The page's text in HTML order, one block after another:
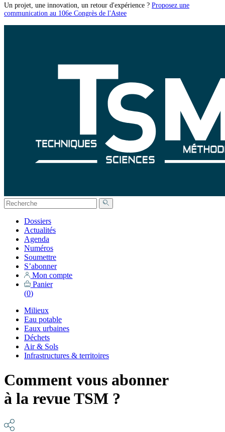
Un projet, une innovation, un retour d'expérience ? Proposez une
communication au 106e Congrès de l'Astee
Dossiers
Actualités
Agenda
Numéros
Soumettre
S’abonner
Mon compte
Panier
(0)
Milieux
Eau potable
Eaux urbaines
Déchets
Air & Sols
Infrastructures & territoires
Comment vous abonner
à la revue TSM ?